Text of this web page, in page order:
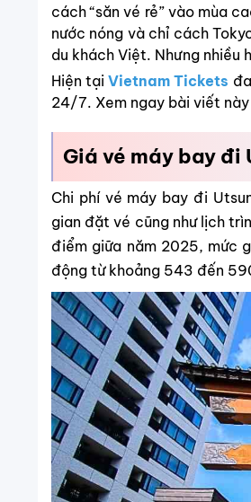
cách “săn vé rẻ” vào mùa
nước nóng và chỉ cách
du khách Việt. Nhưng nhiều
Hiện tạiVietnam Tickets
24/7. Xem ngay bài viết
Giá vé máy bay đi
Chi phí vé máy bay đi
gian đặt vé cũng như lịch
điểm giữa năm 2025, mức
động từ khoảng 543 đến